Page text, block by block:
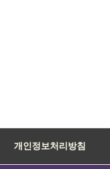
개인정보처리방침